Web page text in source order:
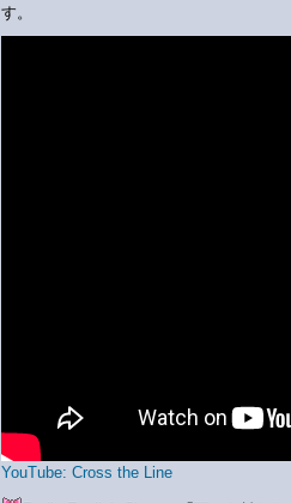
す。
YouTube: Cross the Line